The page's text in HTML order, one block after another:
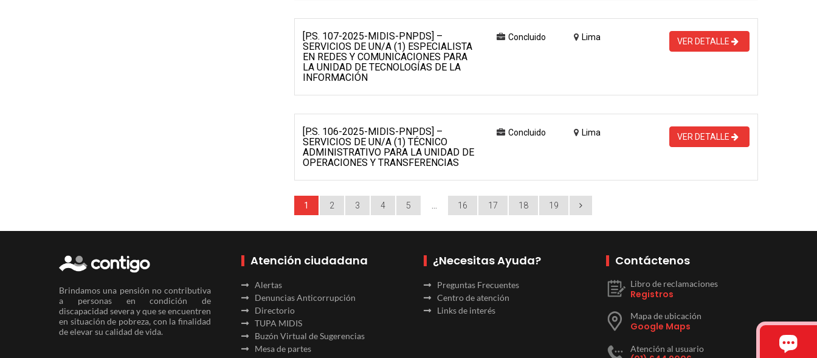
[P.S. 107-2025-MIDIS-PNPDS] –
SERVICIOS DE UN/A (1) ESPECIALISTA
EN REDES Y COMUNICACIONES PARA
LA UNIDAD DE TECNOLOGÍAS DE LA
INFORMACIÓN
Concluido Lima VER DETALLE
[P.S. 106-2025-MIDIS-PNPDS] –
SERVICIOS DE UN/A (1) TÉCNICO
ADMINISTRATIVO PARA LA UNIDAD DE
OPERACIONES Y TRANSFERENCIAS
Concluido Lima VER DETALLE
1 2 3 4 5 16 17 18 19
Brindamos una pensión no contributiva
a personas en condición de
discapacidad severa y que se encuentren
en situación de pobreza, con la finalidad
de elevar su calidad de vida.
Atención ciudadana
Alertas
Denuncias Anticorrupción
Directorio
TUPA MIDIS
Buzón Virtual de Sugerencias
Mesa de partes
¿Necesitas Ayuda?
Preguntas Frecuentes
Centro de atención
Links de interés
Contáctenos
Libro de reclamaciones
Registros
Mapa de ubicación
Google Maps
Atención al usuario